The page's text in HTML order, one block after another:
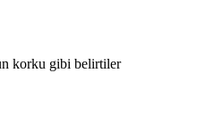
korku gibi belirtiler